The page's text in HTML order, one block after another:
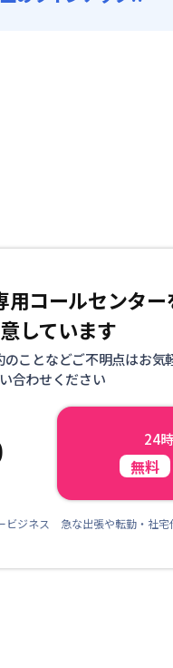
用コールセンター
しています
ことなどご不明点はお気
合わせください
24
無料
ジネス 急な出張や転勤・社宅